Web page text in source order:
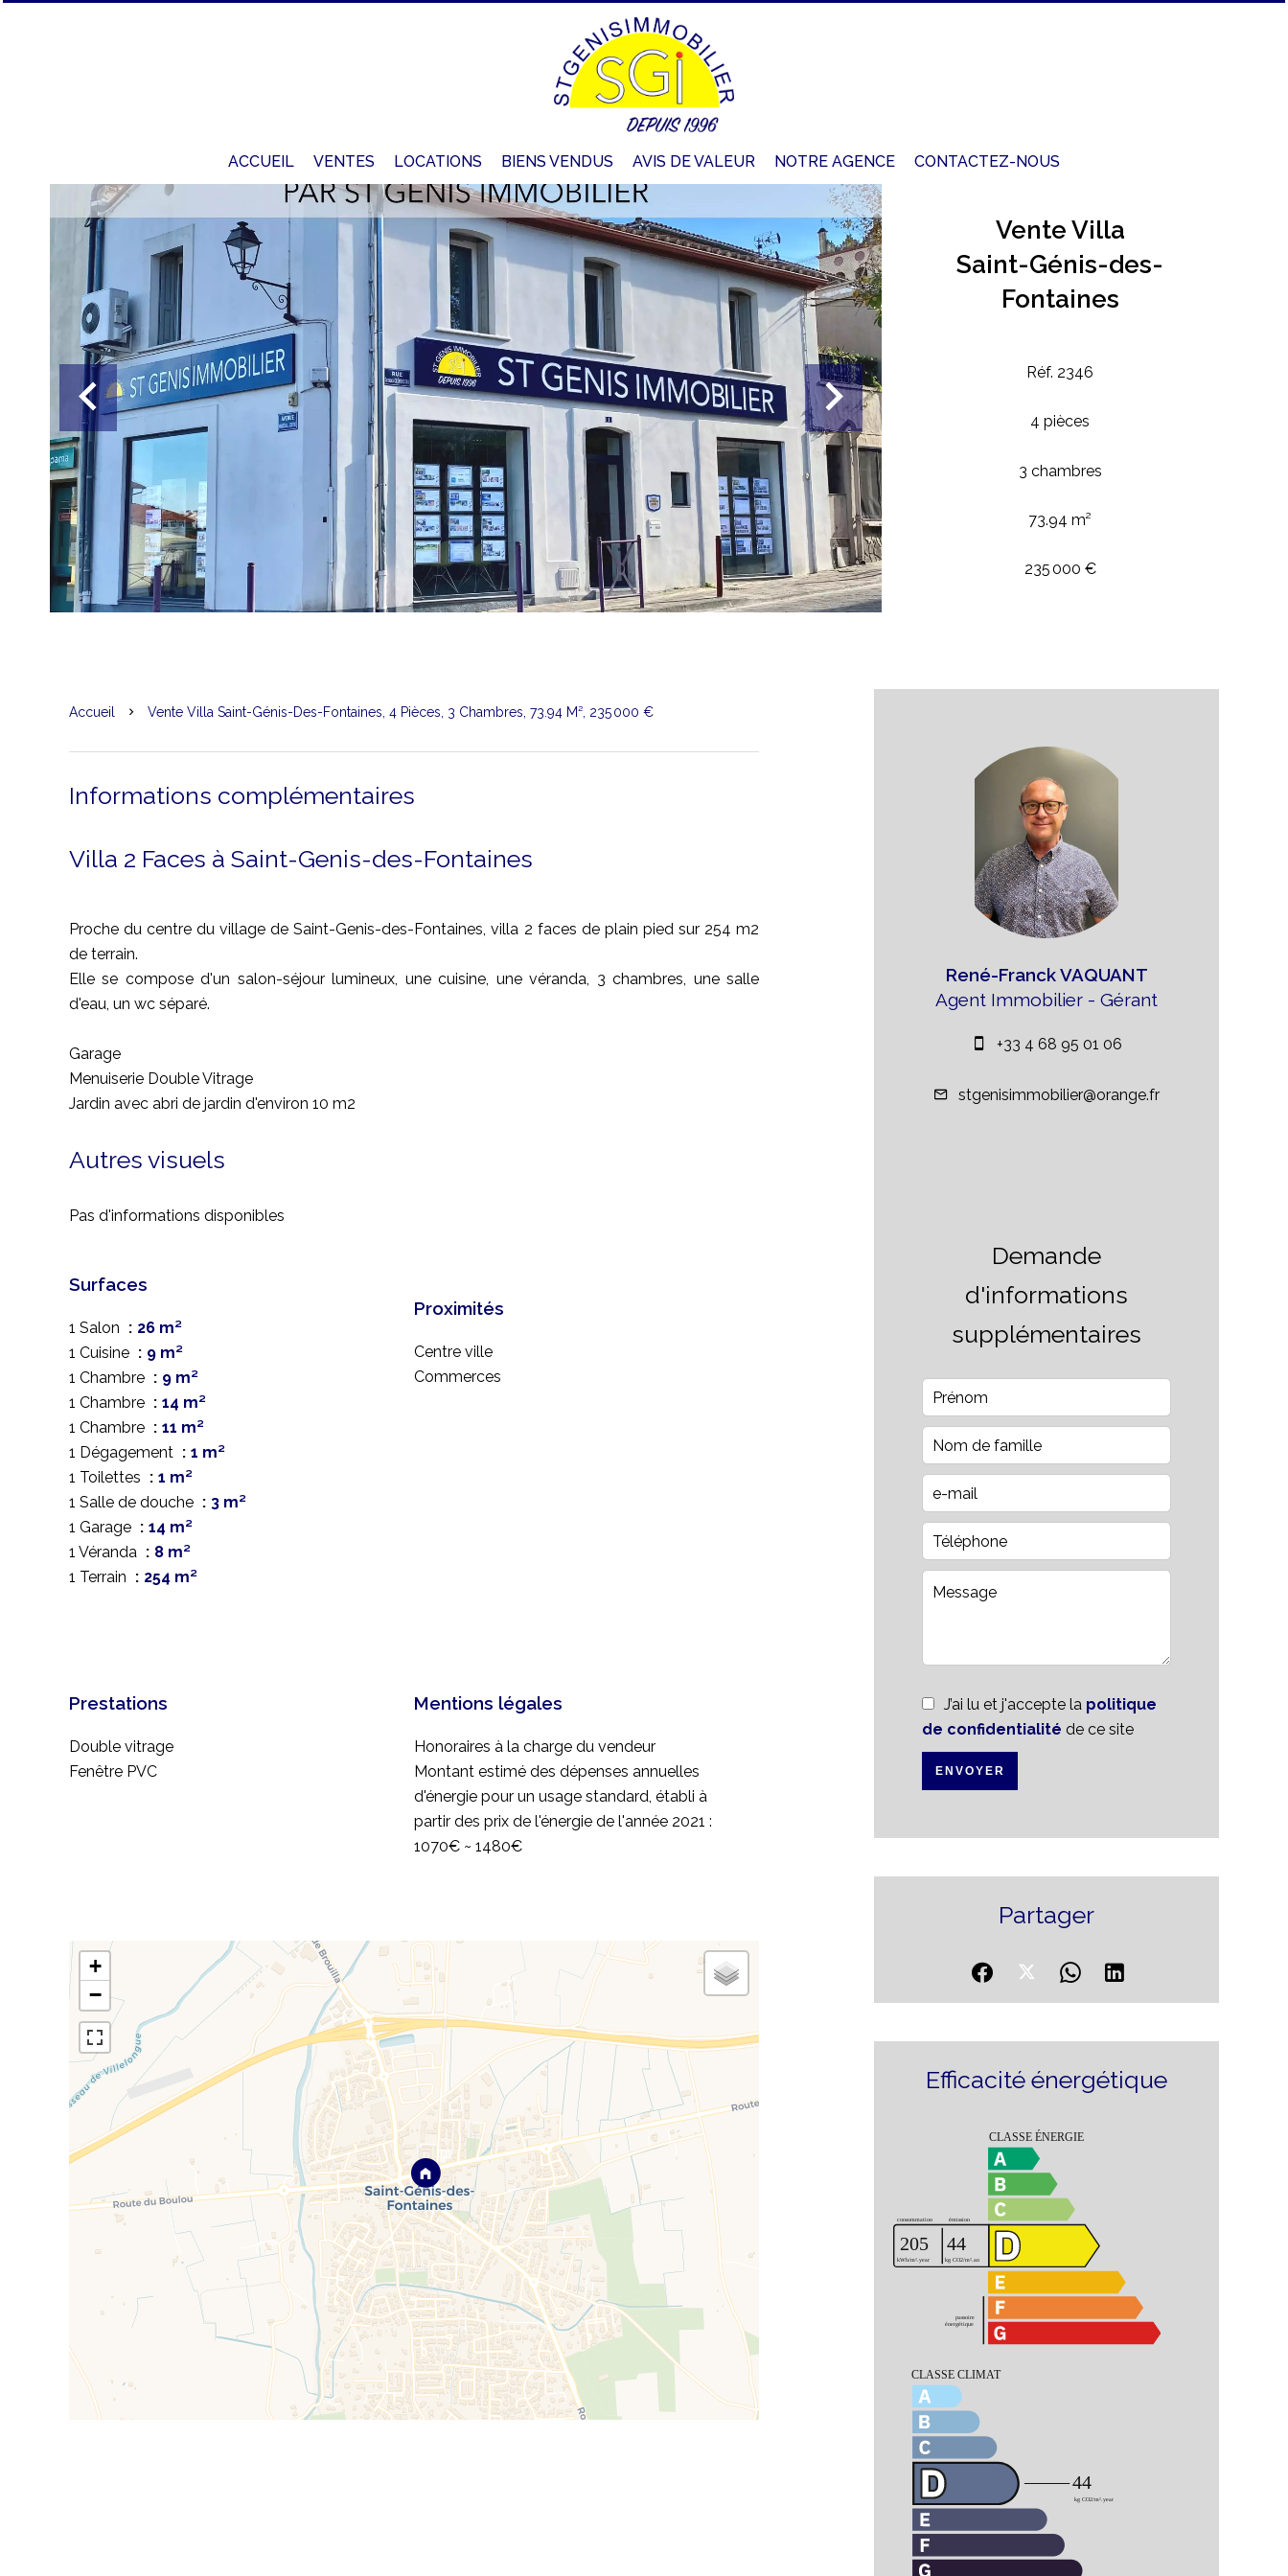
ACCUEIL VENTES LOCATIONS BIENS VENDUS AVIS DE VALEUR NOTRE AGENCE CONTACTEZ-NOUS
Vente Villa
Saint-Génis-des-
Fontaines
Réf. 2346
4 pièces
3 chambres
73.94 m²
235 000 €
Accueil Vente Villa Saint-Génis-Des-Fontaines, 4 Pièces, 3 Chambres, 73.94 M², 235 000 €
Informations complémentaires
Villa 2 Faces à Saint-Genis-des-Fontaines
Proche du centre du village de Saint-Genis-des-Fontaines, villa 2 faces de plain pied sur 254 m2
de terrain.
Elle se compose d'un salon-séjour lumineux, une cuisine, une véranda, 3 chambres, une salle
d'eau, un wc séparé.
Garage
Menuiserie Double Vitrage
Jardin avec abri de jardin d'environ 10 m2
Autres visuels
Pas d'informations disponibles
Surfaces
1 Salon
26 m²
1 Cuisine
9 m²
1 Chambre
9 m²
1 Chambre
14 m²
1 Chambre
11 m²
1 Dégagement
1 m²
1 Toilettes
1 m²
1 Salle de douche
3 m²
1 Garage
14 m²
1 Véranda
8 m²
1 Terrain
254 m²
Proximités
Centre ville
Commerces
Prestations
Double vitrage
Fenêtre PVC
Mentions légales
Honoraires à la charge du vendeur
Montant estimé des dépenses annuelles
d'énergie pour un usage standard, établi à
partir des prix de l'énergie de l'année 2021 :
1070€ ~ 1480€
+
−
René-Franck VAQUANT
Agent Immobilier - Gérant
+33 4 68 95 01 06
stgenisimmobilier@orange.fr
Demande
d'informations
supplémentaires
J’ai lu et j'accepte la politique
de confidentialité de ce site
ENVOYER
Partager
Efficacité énergétique